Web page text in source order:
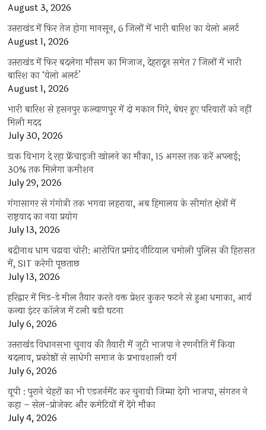
August 3, 2026
उत्तराखंड में फिर तेज होगा मानसून, 6 जिलों में भारी बारिश का येलो अलर्ट
August 1, 2026
उत्तराखंड में फिर बदलेगा मौसम का मिजाज, देहरादून समेत 7 जिलों में भारी
बारिश का ‘येलो अलर्ट’
August 1, 2026
भारी बारिश से हसनपुर कल्याणपुर में दो मकान गिरे, बेघर हुए परिवारों को नहीं
मिली मदद
July 30, 2026
डाक विभाग दे रहा फ्रेंचाइजी खोलने का मौका, 15 अगस्त तक करें अप्लाई;
30% तक मिलेगा कमीशन
July 29, 2026
गंगासागर से गंगोत्री तक भगवा लहराया, अब हिमालय के सीमांत क्षेत्रों में
राष्ट्रवाद का नया प्रयोग
July 13, 2026
बद्रीनाथ धाम चढ़ावा चोरी: आरोपित प्रमोद नौटियाल चमोली पुलिस की हिरासत
में, SIT करेगी पूछताछ
July 13, 2026
हरिद्वार में मिड-डे मील तैयार करते वक्त प्रेशर कुकर फटने से हुआ धमाका, आर्य
कन्या इंटर कॉलेज में टली बड़ी घटना
July 6, 2026
उत्तराखंंड विधानसभा चुनाव की तैयारी में जुटी भाजपा ने रणनीति में किया
बदलाव, प्रकोष्ठों से साधेगी समाज के प्रभावशाली वर्ग
July 6, 2026
यूपी : पुराने चेहरों का भी एडजर्नमेंट कर चुनावी जिम्मा देगी भाजपा, संगठन ने
कहा – सेल-प्रोजेक्ट और कमेटियों में देंगे मौका
July 4, 2026